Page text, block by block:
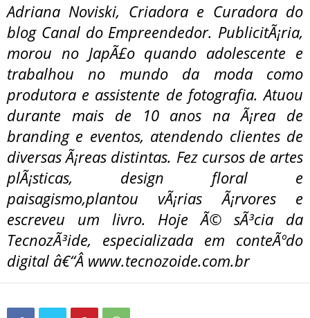
Adriana Noviski, Criadora e Curadora do
blog Canal do Empreendedor. PublicitÃ¡ria,
morou no JapÃ£o quando adolescente e
trabalhou no mundo da moda como
produtora e assistente de fotografia. Atuou
durante mais de 10 anos na Ã¡rea de
branding e eventos, atendendo clientes de
diversas Ã¡reas distintas. Fez cursos de artes
plÃ¡sticas, design floral e
paisagismo,plantou vÃ¡rias Ã¡rvores e
escreveu um livro. Hoje Ã© sÃ³cia da
TecnozÃ³ide, especializada em conteÃºdo
digital â€“Â www.tecnozoide.com.br